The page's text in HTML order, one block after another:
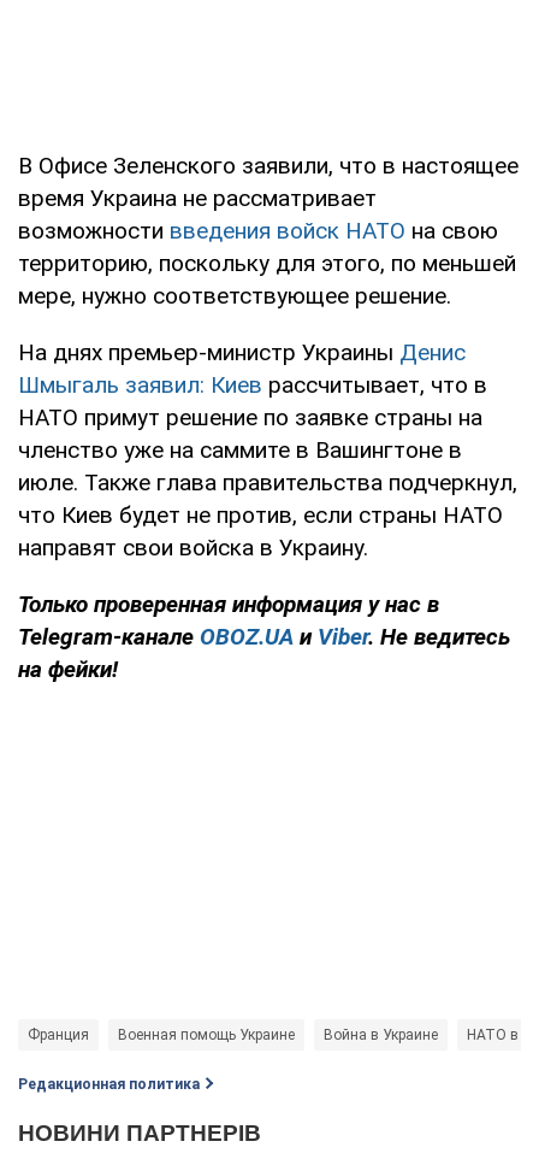
В Офисе Зеленского заявили, что в настоящее
время Украина не рассматривает
возможности введения войск НАТО на свою
территорию, поскольку для этого, по меньшей
мере, нужно соответствующее решение.
На днях премьер-министр Украины Денис
Шмыгаль заявил: Киев рассчитывает, что в
НАТО примут решение по заявке страны на
членство уже на саммите в Вашингтоне в
июле. Также глава правительства подчеркнул,
что Киев будет не против, если страны НАТО
направят свои войска в Украину.
Только проверенная информация у нас в
Telegram-канале OBOZ.UA и Viber. Не ведитесь
на фейки!
Франция Военная помощь Украине Война в Украине НАТО в
Редакционная политика